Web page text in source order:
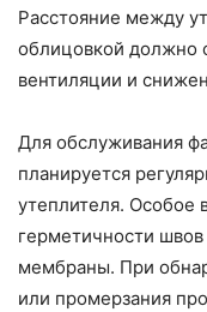
Расстояние между
облицовкой должно
вентиляции и
Для обслуживания
планируется
утеплителя. Особое
герметичности
мембраны. При
или промерзания